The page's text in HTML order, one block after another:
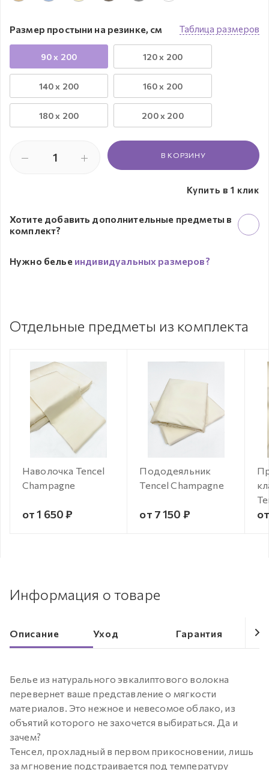
Таблица размеров
Размер простыни на резинке, см
90 x 200 120 x 200
140 x 200 160 x 200
180 x 200 200 x 200
В КОРЗИНУ
Купить в 1 клик
Хотите добавить дополнительные предметы в
комплект?
Нужно белье индивидуальных размеров?
Отдельные предметы из комплекта
Наволочка Tencel
Champagne
от 1 650 ₽
Пододеяльник
Tencel Champagne
от 7 150 ₽
Информация о товаре
Описание Уход Гарантия
Белье из натурального эвкалиптового волокна
перевернет ваше представление о мягкости
материалов. Это нежное и невесомое облако, из
объятий которого не захочется выбираться. Да и
зачем?
Тенсел, прохладный в первом прикосновении, лишь
за мгновение подстраивается под температуру